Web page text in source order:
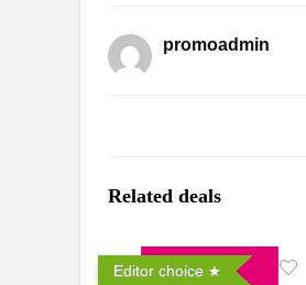
promoadmin
Related deals
Editor choice